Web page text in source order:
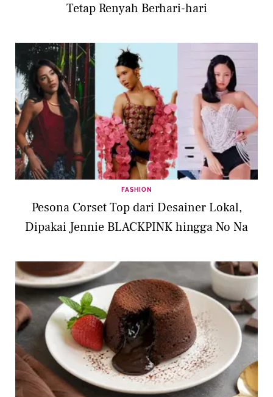
Tetap Renyah Berhari-hari
FASHION
Pesona Corset Top dari Desainer Lokal,
Dipakai Jennie BLACKPINK hingga No Na